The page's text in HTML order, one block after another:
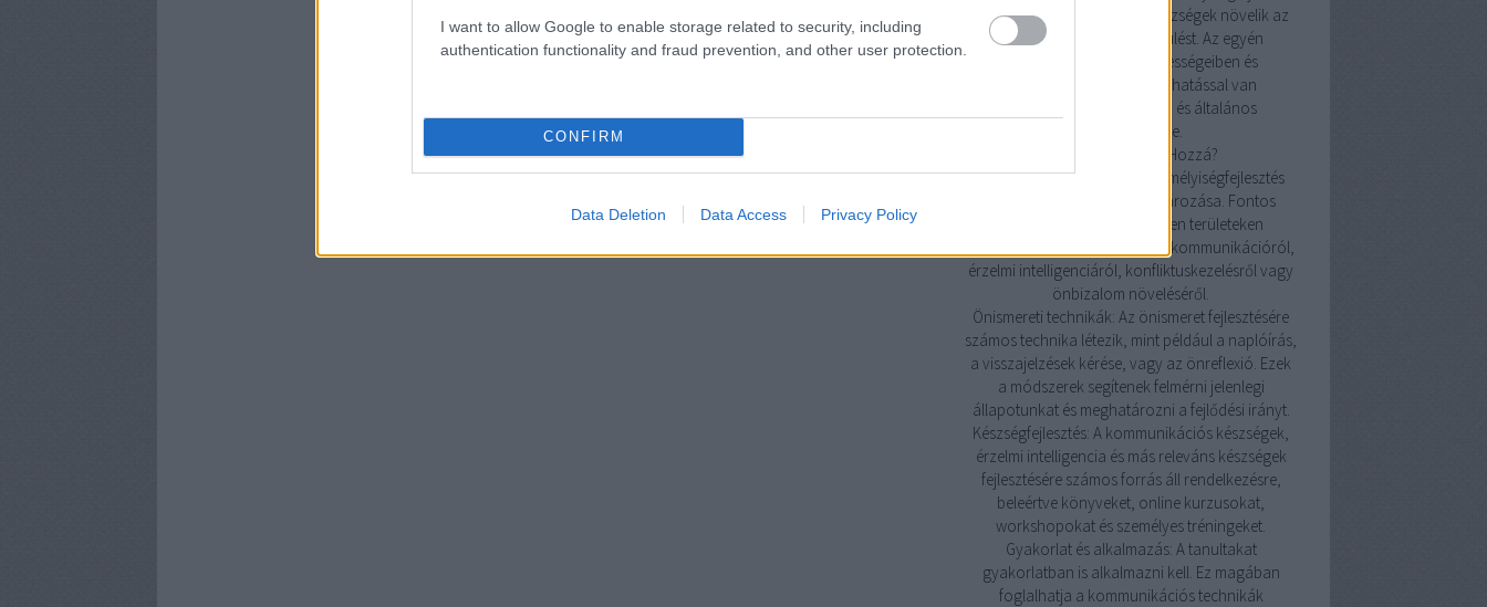
I want to allow Google to enable storage related to security, including
authentication functionality and fraud prevention, and other user protection.
CONFIRM
Data Deletion Data Access Privacy Policy
által nyújtott önismeret és készségek növelik az
önbizalmat és az önbecsülést. Az egyén
magabiztosabb lesz képességeiben és
döntéseiben, ami pozitív hatással van
mindennapi interakcióira és általános
életminőségére.
Hogyan Kezdjünk Hozzá?
Célok meghatározása: A személyiségfejlesztés
első lépése a célok meghatározása. Fontos
tisztában lenni azzal, milyen területeken
szeretnénk javulni, legyen szó kommunikációról,
érzelmi intelligenciáról, konfliktuskezelésről vagy
önbizalom növeléséről.
Önismereti technikák: Az önismeret fejlesztésére
számos technika létezik, mint például a naplóírás,
a visszajelzések kérése, vagy az önreflexió. Ezek
a módszerek segítenek felmérni jelenlegi
állapotunkat és meghatározni a fejlődési irányt.
Készségfejlesztés: A kommunikációs készségek,
érzelmi intelligencia és más releváns készségek
fejlesztésére számos forrás áll rendelkezésre,
beleértve könyveket, online kurzusokat,
workshopokat és személyes tréningeket.
Gyakorlat és alkalmazás: A tanultakat
gyakorlatban is alkalmazni kell. Ez magában
foglalhatja a kommunikációs technikák